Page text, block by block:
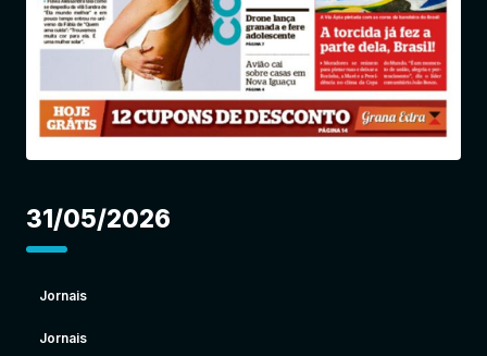
31/05/2026
Jornais
Jornais